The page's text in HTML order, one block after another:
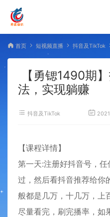
首页 短视频直播 抖音及TikTok
【勇锶1490期
法，实现躺赚
抖音及TikTok
【课程详情】
第一天:注册好抖音号，
过，然后看抖音推荐给你
般都是几万，十几万，上
尽量看完，刷完播率，如